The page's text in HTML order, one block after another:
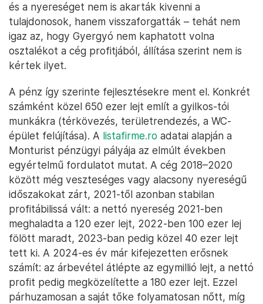
és a nyereséget nem is akarták kivenni a
tulajdonosok, hanem visszaforgatták – tehát nem
igaz az, hogy Gyergyó nem kaphatott volna
osztalékot a cég profitjából, állítása szerint nem is
kértek ilyet.
A pénz így szerinte fejlesztésekre ment el. Konkrét
számként közel 650 ezer lejt említ a gyilkos-tói
munkákra (térkövezés, területrendezés, a WC-
épület felújítása). A listafirme.ro adatai alapján a
Monturist pénzügyi pályája az elmúlt években
egyértelmű fordulatot mutat. A cég 2018–2020
között még veszteséges vagy alacsony nyereségű
időszakokat zárt, 2021-től azonban stabilan
profitábilissá vált: a nettó nyereség 2021-ben
meghaladta a 120 ezer lejt, 2022-ben 100 ezer lej
fölött maradt, 2023-ban pedig közel 40 ezer lejt
tett ki. A 2024-es év már kifejezetten erősnek
számít: az árbevétel átlépte az egymillió lejt, a nettó
profit pedig megközelítette a 180 ezer lejt. Ezzel
párhuzamosan a saját tőke folyamatosan nőtt, míg